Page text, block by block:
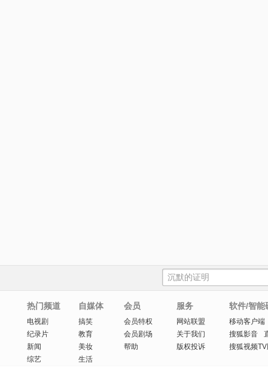
热门频道
电视剧
纪录片
新闻
综艺
自媒体
搞笑
教育
美妆
生活
会员
会员特权
会员剧场
帮助
服务
网站联盟
关于我们
版权投诉
软件/智能
移动客户端
搜狐影音
搜狐视频